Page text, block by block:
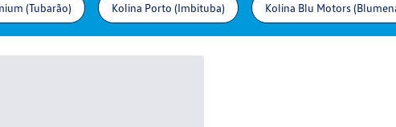
(Tubarão) Kolina Porto (Imbituba) Kolina Blu Motors